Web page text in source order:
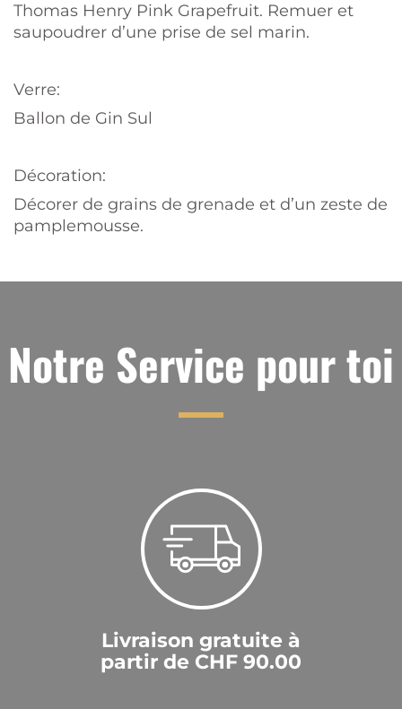
Thomas Henry Pink Grapefruit. Remuer et
saupoudrer d’une prise de sel marin.
Verre:
Ballon de Gin Sul
Décoration:
Décorer de grains de grenade et d’un zeste de
pamplemousse.
Notre Service pour toi
Livraison gratuite à
partir de CHF 90.00